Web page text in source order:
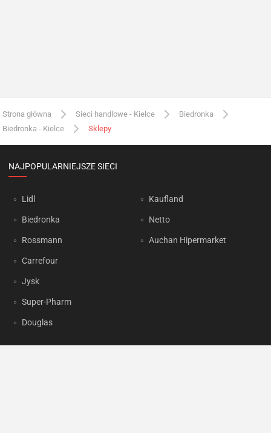
Strona główna Sieci handlowe - Kielce
Biedronka
Biedronka - Kielce
Sklepy
NAJPOPULARNIEJSZE SIECI
Lidl
Biedronka
Rossmann
Carrefour
Jysk
Super-Pharm
Douglas
Kaufland
Netto
Auchan Hipermarket